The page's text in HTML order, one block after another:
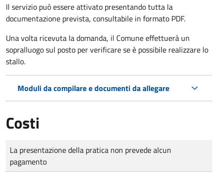
Il servizio può essere attivato presentando tutta la
documentazione prevista, consultabile in formato PDF.
Una volta ricevuta la domanda, il Comune effettuerà un
sopralluogo sul posto per verificare se è possibile realizzare lo
stallo.
Moduli da compilare e documenti da allegare
Costi
Tipo di pagamento
Importo
La presentazione della pratica non prevede alcun
pagamento